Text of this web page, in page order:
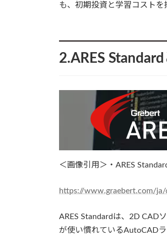
も、初期投資と学習コストを
2.ARES Standard
＜画像引用＞・ARES
https://www.graebert.com/
ARES Standardは、2D CAD
が使い慣れているAutoCAD